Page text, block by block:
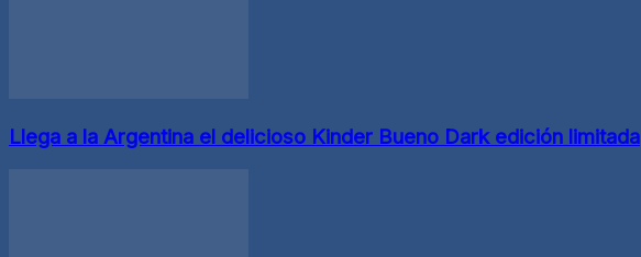
Llega a la Argentina el delicioso Kinder Bueno Dark edición limitada